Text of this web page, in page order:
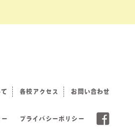
各校アクセス お問い合わせ
プライバシーポリシー